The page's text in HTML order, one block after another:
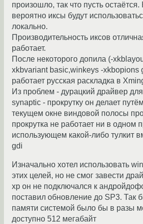
произошло, так что пусть
вероятно иксы будут
локально.
Производительность иксов
работает.
После некоторого допила (-
xkbvariant basic,winkeys -xkbopions
работает русская раскладка в
Из проблем - дурацкий драйвер
synaptic - прокрутку он делает
текущем окне виндовой полосы
прокрутка не работает ни в одном
использующем какой-либо тулкит
gdi
Изначально хотел использовать
этих целей, но не смог завести
xp он не подключался к
поставил обновление до SP3. Так
памяти системой было бы в разы
доступно 512 мегабайт